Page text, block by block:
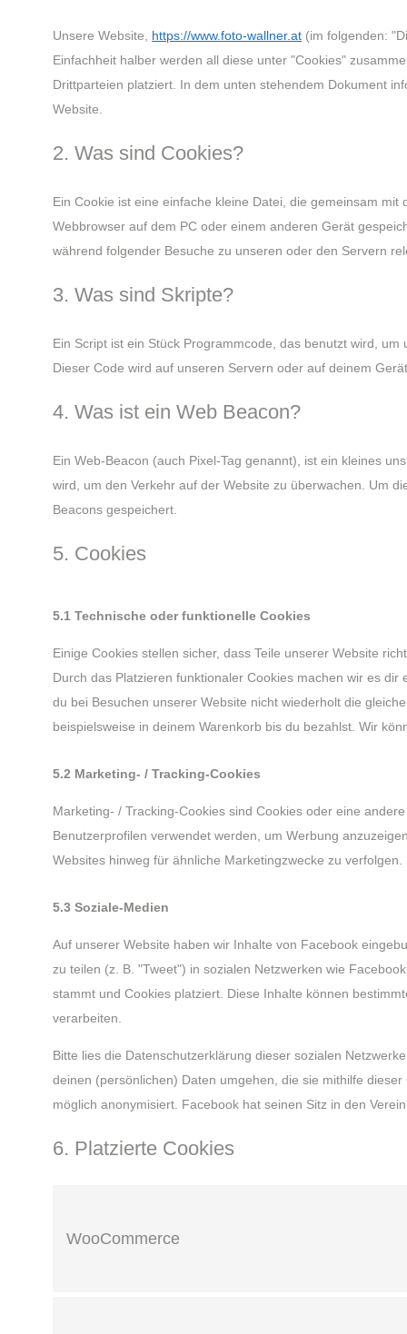
Unsere Website, https://www.foto-wallner.at (im folgenden:
Einfachheit halber werden all diese unter "Cookies"
Drittparteien platziert. In dem unten stehendem Dokument
Website.
2. Was sind Cookies?
Ein Cookie ist eine einfache kleine Datei, die gemeinsam
Webbrowser auf dem PC oder einem anderen Gerät
während folgender Besuche zu unseren oder den Servern
3. Was sind Skripte?
Ein Script ist ein Stück Programmcode, das benutzt wird,
Dieser Code wird auf unseren Servern oder auf deinem
4. Was ist ein Web Beacon?
Ein Web-Beacon (auch Pixel-Tag genannt), ist ein kleines
wird, um den Verkehr auf der Website zu überwachen. Um
Beacons gespeichert.
5. Cookies
5.1 Technische oder funktionelle Cookies
Einige Cookies stellen sicher, dass Teile unserer Website
Durch das Platzieren funktionaler Cookies machen wir es
du bei Besuchen unserer Website nicht wiederholt die
beispielsweise in deinem Warenkorb bis du bezahlst. Wir
5.2 Marketing- / Tracking-Cookies
Marketing- / Tracking-Cookies sind Cookies oder eine
Benutzerprofilen verwendet werden, um Werbung
Websites hinweg für ähnliche Marketingzwecke zu verfolgen.
5.3 Soziale-Medien
Auf unserer Website haben wir Inhalte von Facebook
zu teilen (z. B. "Tweet") in sozialen Netzwerken wie
stammt und Cookies platziert. Diese Inhalte können
verarbeiten.
Bitte lies die Datenschutzerklärung dieser sozialen
deinen (persönlichen) Daten umgehen, die sie mithilfe
möglich anonymisiert. Facebook hat seinen Sitz in den
6. Platzierte Cookies
WooCommerce